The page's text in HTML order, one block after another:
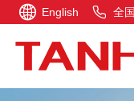
English 全